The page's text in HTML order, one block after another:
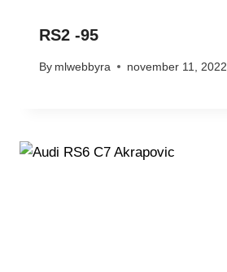
RS2 -95
By mlwebbyra november 11, 2022